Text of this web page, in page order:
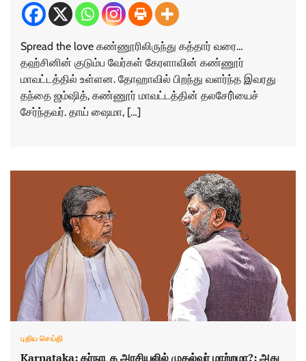
Spread the love கண்ணூரிலிருந்து கத்தார் வரை…
தஹ்சினின் குடும்ப வேர்கள் கேரளாவின் கண்ணூர்
மாவட்டத்தில் உள்ளன. தோஹாவில் பிறந்து வளர்ந்த இவரது
தந்தை ஜம்ஷித், கண்ணூர் மாவட்டத்தின் தலசேரி்யைச்
சேர்ந்தவர். தாய் ஷைமா, […]
புதிய செய்தி
Karnataka: கர்நாடக அரசியலில் முதல்வர் மாற்றமா?: அது